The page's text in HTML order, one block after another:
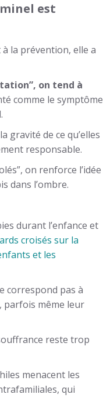
est
la prévention, elle a
on tend à
comme le symptôme
gravité de ce qu’elles
responsable.
on renforce l’idée
dans l’ombre.
durant l’enfance et
croisés sur la
et les
correspond pas à
parfois même leur
reste trop
menacent les
qui